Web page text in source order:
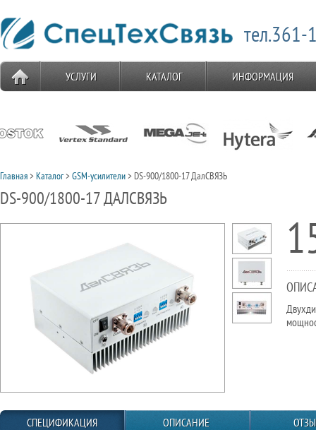
тел.361-
УСЛУГИ КАТАЛОГ ИНФОРМАЦИЯ
Главная>Каталог>GSM-усилители> DS-900/1800-17 ДалСВЯЗЬ
DS-900/1800-17 ДАЛСВЯЗЬ
СПЕЦИФИКАЦИЯ ОПИСАНИЕ